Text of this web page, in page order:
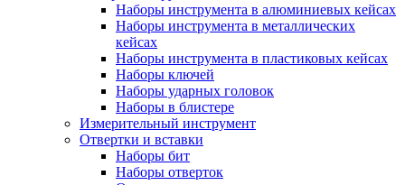
Наборы инструмента в алюминиевых кейсах
Наборы инструмента в металлических
кейсах
Наборы инструмента в пластиковых кейсах
Наборы ключей
Наборы ударных головок
Наборы в блистере
Измерительный инструмент
Отвертки и вставки
Наборы бит
Наборы отверток